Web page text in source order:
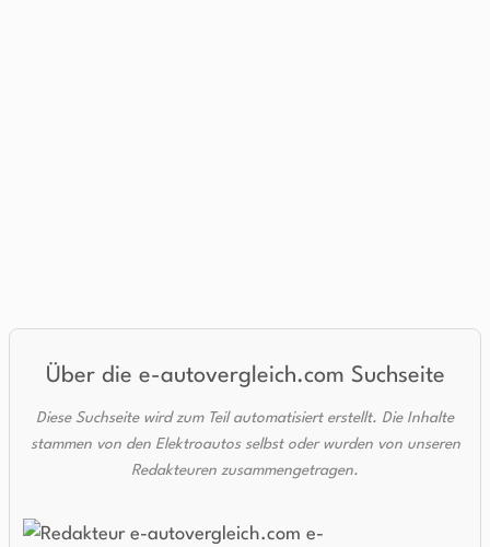
Über die e-autovergleich.com Suchseite
Diese Suchseite wird zum Teil automatisiert erstellt. Die Inhalte
stammen von den Elektroautos selbst oder wurden von unseren
Redakteuren zusammengetragen.